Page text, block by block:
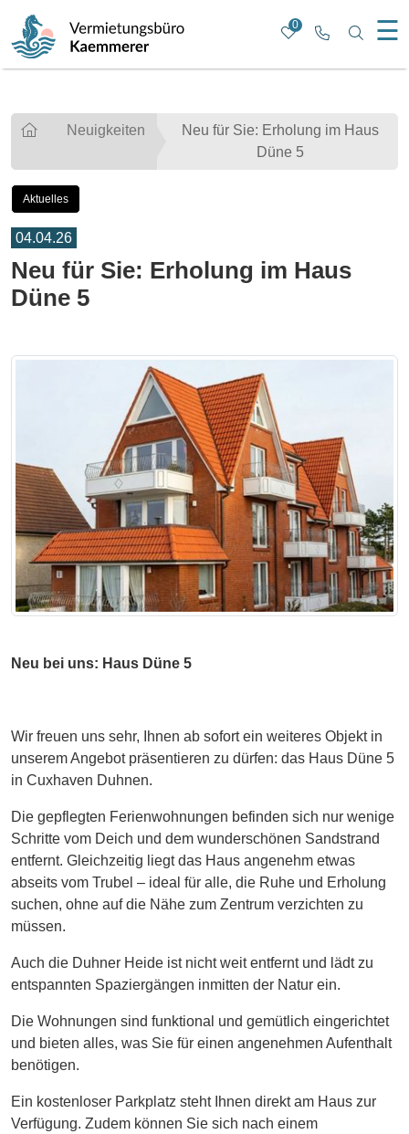
☰
0 Rufen Sie
Nach
Neuigkeiten
Neu für Sie: Erholung im Haus
Düne 5
Aktuelles
04.04.26
Neu für Sie: Erholung im Haus
Düne 5
Neu bei uns: Haus Düne 5
Wir freuen uns sehr, Ihnen ab sofort ein weiteres Objekt in
unserem Angebot präsentieren zu dürfen: das Haus Düne 5
in Cuxhaven Duhnen.
Die gepflegten Ferienwohnungen befinden sich nur wenige
Schritte vom Deich und dem wunderschönen Sandstrand
entfernt. Gleichzeitig liegt das Haus angenehm etwas
abseits vom Trubel – ideal für alle, die Ruhe und Erholung
suchen, ohne auf die Nähe zum Zentrum verzichten zu
müssen.
Auch die Duhner Heide ist nicht weit entfernt und lädt zu
entspannten Spaziergängen inmitten der Natur ein.
Die Wohnungen sind funktional und gemütlich eingerichtet
und bieten alles, was Sie für einen angenehmen Aufenthalt
benötigen.
Ein kostenloser Parkplatz steht Ihnen direkt am Haus zur
Verfügung. Zudem können Sie sich nach einem